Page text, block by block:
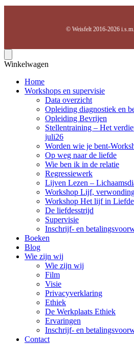
© Weisfelt 2016-2026 i.s.m.
Winkelwagen
Home
Workshops en supervisie
Data overzicht
Opleiding diagnostiek en
Opleiding Bevrijen
Stellentraining – Het
juli26
Worden wie je bent-
Op weg naar de liefde
Wie ben ik in de relatie
Regressiewerk
Lijven Lezen –
Workshop Lijf,
Workshop Het lijf in Liefde
De liefdesstrijd
Supervisie
Inschrijf- en
Boeken
Blog
Wie zijn wij
Wie zijn wij
Film
Visie
Privacyverklaring
Ethiek
De Werkplaats Ethiek
Ervaringen
Inschrijf- en
Contact